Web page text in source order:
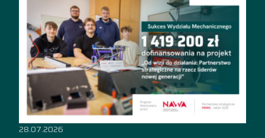
28.07.2026